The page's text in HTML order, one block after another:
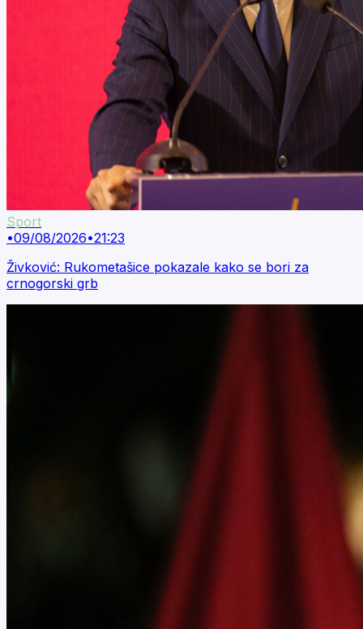
Sport
•09/08/2026•21:23
Živković: Rukometašice pokazale kako se bori za
crnogorski grb